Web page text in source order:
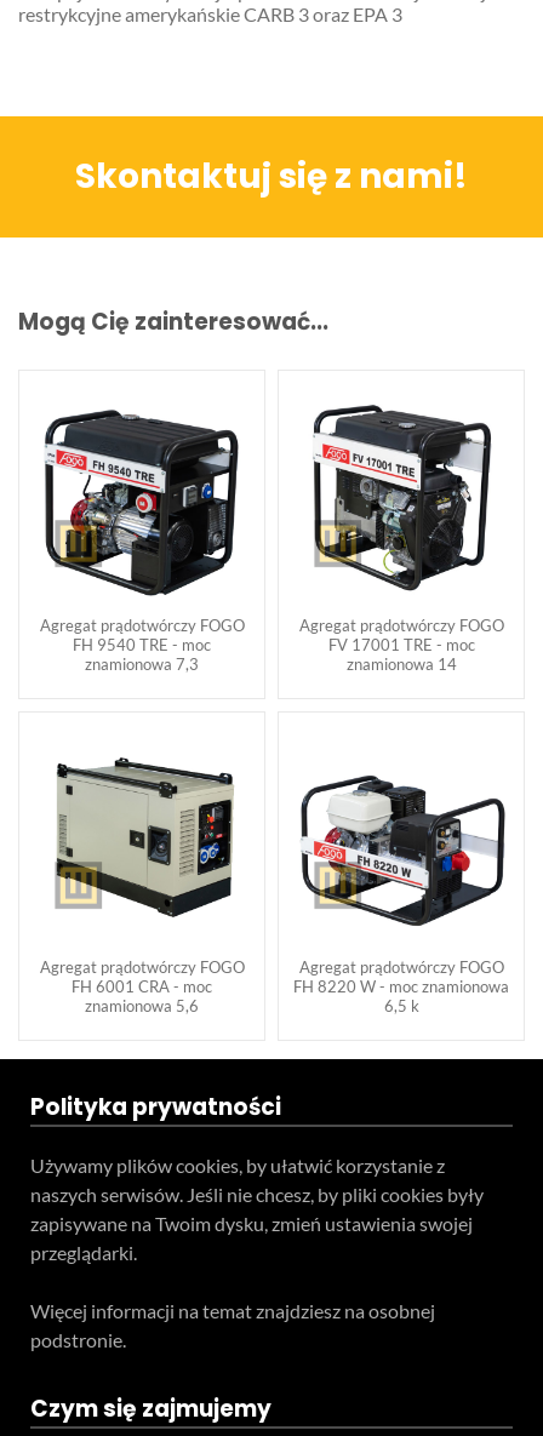
restrykcyjne amerykańskie CARB 3 oraz EPA 3
Skontaktuj się z nami!
Mogą Cię zainteresować...
Agregat prądotwórczy FOGO
FH 9540 TRE - moc
znamionowa 7,3
Agregat prądotwórczy FOGO
FV 17001 TRE - moc
znamionowa 14
Agregat prądotwórczy FOGO
FH 6001 CRA - moc
znamionowa 5,6
Agregat prądotwórczy FOGO
FH 8220 W - moc znamionowa
6,5 k
Polityka prywatności
Używamy plików cookies, by ułatwić korzystanie z
naszych serwisów. Jeśli nie chcesz, by pliki cookies były
zapisywane na Twoim dysku, zmień ustawienia swojej
przeglądarki.
Więcej informacji na temat znajdziesz na osobnej
podstronie.
Czym się zajmujemy